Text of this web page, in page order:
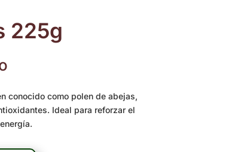
225g
conocido como polen de abejas,
Ideal para reforzar el